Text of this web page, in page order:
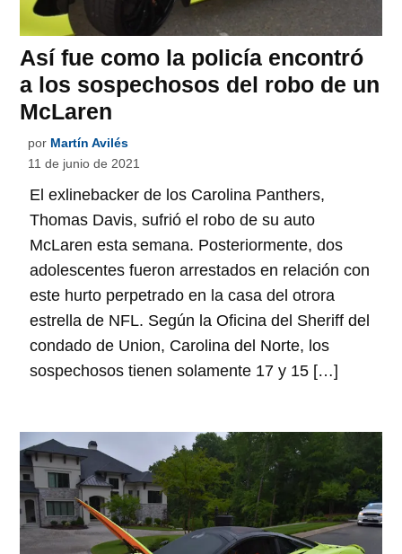
Así fue como la policía encontró
a los sospechosos del robo de un
McLaren
por Martín Avilés
11 de junio de 2021
El exlinebacker de los Carolina Panthers,
Thomas Davis, sufrió el robo de su auto
McLaren esta semana. Posteriormente, dos
adolescentes fueron arrestados en relación con
este hurto perpetrado en la casa del otrora
estrella de NFL. Según la Oficina del Sheriff del
condado de Union, Carolina del Norte, los
sospechosos tienen solamente 17 y 15 […]